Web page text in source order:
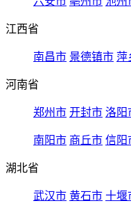
江西省
南昌市 景德镇市 萍
河南省
郑州市 开封市 洛阳
南阳市 商丘市 信阳
湖北省
武汉市 黄石市 十堰